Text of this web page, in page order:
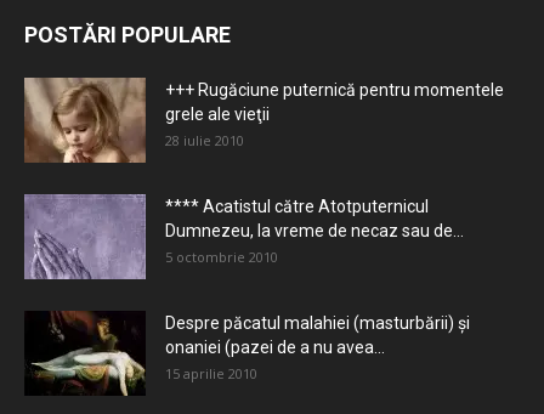
POSTĂRI POPULARE
+++ Rugăciune puternică pentru momentele
grele ale vieţii
28 iulie 2010
**** Acatistul către Atotputernicul
Dumnezeu, la vreme de necaz sau de...
5 octombrie 2010
Despre păcatul malahiei (masturbării) şi
onaniei (pazei de a nu avea...
15 aprilie 2010